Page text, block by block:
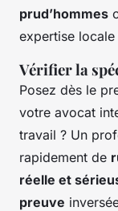
prud’hommes
expertise
Vérifier la
Posez dès le
votre avocat
travail ? Un
rapidement de
réelle et
preuve